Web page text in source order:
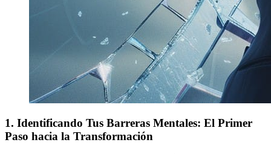
1. Identificando Tus Barreras Mentales: El Primer
Paso hacia la Transformación